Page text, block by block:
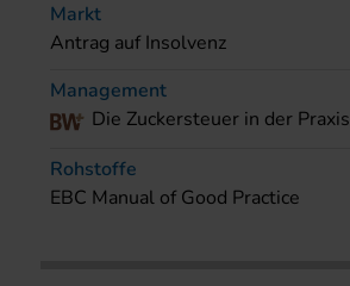
Markt
Antrag auf Insolvenz
Management
Die Zuckersteuer in der Praxis
Rohstoffe
EBC Manual of Good Practice